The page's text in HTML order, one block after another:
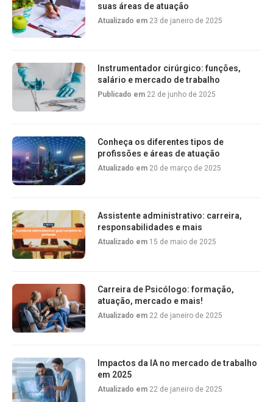
suas áreas de atuação
Atualizado em 23 de janeiro de 2025
Instrumentador cirúrgico: funções,
salário e mercado de trabalho
Publicado em 22 de junho de 2025
Conheça os diferentes tipos de
profissões e áreas de atuação
Atualizado em 20 de março de 2025
Assistente administrativo: carreira,
responsabilidades e mais
Atualizado em 15 de maio de 2025
Carreira de Psicólogo: formação,
atuação, mercado e mais!
Atualizado em 22 de janeiro de 2025
Impactos da IA no mercado de trabalho
em 2025
Atualizado em 22 de janeiro de 2025